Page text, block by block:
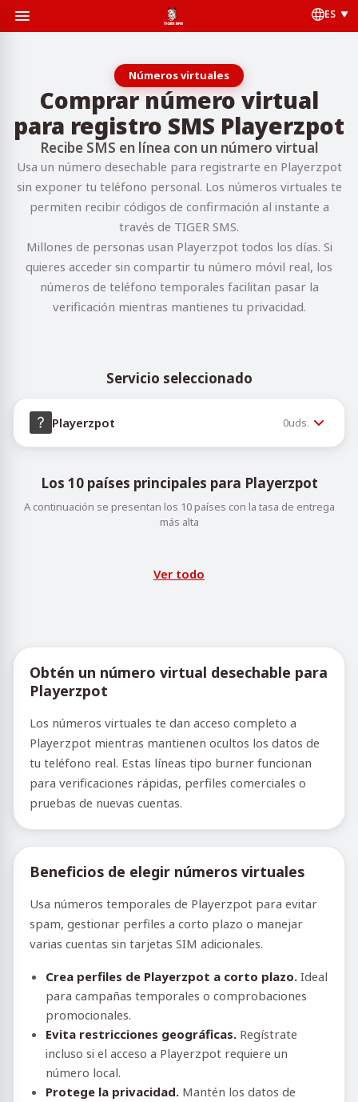
ES
Números virtuales
Comprar número virtual
para registro SMS Playerzpot
Recibe SMS en línea con un número virtual
Usa un número desechable para registrarte en Playerzpot
sin exponer tu teléfono personal. Los números virtuales te
permiten recibir códigos de confirmación al instante a
través de TIGER SMS.
Millones de personas usan Playerzpot todos los días. Si
quieres acceder sin compartir tu número móvil real, los
números de teléfono temporales facilitan pasar la
verificación mientras mantienes tu privacidad.
Servicio seleccionado
Playerzpot 0uds.
Los 10 países principales para Playerzpot
A continuación se presentan los 10 países con la tasa de entrega
más alta
Ver todo
Obtén un número virtual desechable para
Playerzpot
Los números virtuales te dan acceso completo a
Playerzpot mientras mantienen ocultos los datos de
tu teléfono real. Estas líneas tipo burner funcionan
para verificaciones rápidas, perfiles comerciales o
pruebas de nuevas cuentas.
Beneficios de elegir números virtuales
Usa números temporales de Playerzpot para evitar
spam, gestionar perfiles a corto plazo o manejar
varias cuentas sin tarjetas SIM adicionales.
Crea perfiles de Playerzpot a corto plazo. Ideal
para campañas temporales o comprobaciones
promocionales.
Evita restricciones geográficas. Regístrate
incluso si el acceso a Playerzpot requiere un
número local.
Protege la privacidad. Mantén los datos de